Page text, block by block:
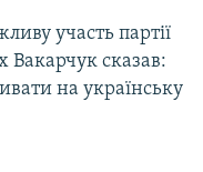
участь партії
Вакарчук сказав:
на українську